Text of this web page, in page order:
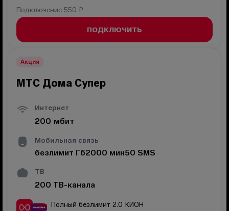
Подключение 550 ₽
ПОДКЛЮЧИТЬ
Акция
МТС Дома Супер
Интернет
200 мбит
Мобильная связь
безлимит Гб2000 мин50 SMS
ТВ
200 ТВ-канала
Полный безлимит 2.0 КИОН